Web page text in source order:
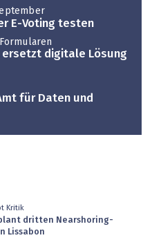
E-Voting testen
ersetzt digitale Lösung
für Daten und
Kritik
plant dritten Nearshoring-
Lissabon